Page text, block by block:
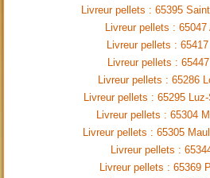
Livreur pellets : 65395
Livreur pellets : 65047
Livreur pellets :
Livreur pellets :
Livreur pellets : 65286
Livreur pellets : 65295
Livreur pellets : 65304
Livreur pellets : 65305
Livreur pellets :
Livreur pellets : 65369